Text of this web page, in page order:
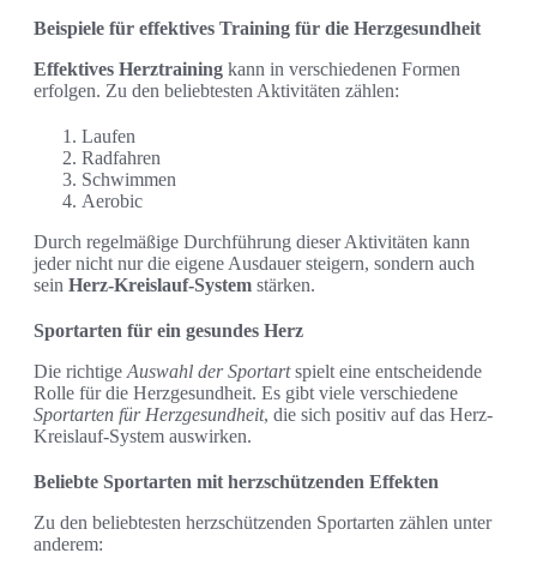
Beispiele für effektives Training für die Herzgesundheit
Effektives Herztraining kann in verschiedenen Formen
erfolgen. Zu den beliebtesten Aktivitäten zählen:
Laufen
Radfahren
Schwimmen
Aerobic
Durch regelmäßige Durchführung dieser Aktivitäten kann
jeder nicht nur die eigene Ausdauer steigern, sondern auch
sein Herz-Kreislauf-System stärken.
Sportarten für ein gesundes Herz
Die richtige Auswahl der Sportartspielt eine entscheidende
Rolle für die Herzgesundheit. Es gibt viele verschiedene
Sportarten für Herzgesundheit, die sich positiv auf das Herz-
Kreislauf-System auswirken.
Beliebte Sportarten mit herzschützenden Effekten
Zu den beliebtesten herzschützenden Sportarten zählen unter
anderem: